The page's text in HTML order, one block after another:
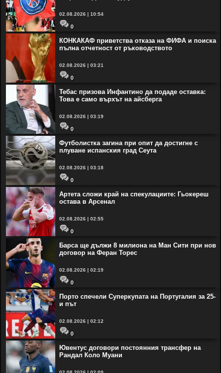
02.08.2026 | 10:54
0
КОНКАКАФ приветства отказа на ФИФА и поиска
пълна отчетност от ръководството
02.08.2026 | 03:21
0
Тебас призова Инфантино да подаде оставка:
Това е само върхът на айсберга
02.08.2026 | 03:19
0
Футболистка загина при опит да достигне с
плуване испанския град Сеута
02.08.2026 | 03:18
0
Артета сложи край на спекулациите: Гьокереш
остава в Арсенал
02.08.2026 | 02:55
0
Барса ще дължи 8 милиона на Ман Сити при нов
договор на Феран Торес
02.08.2026 | 02:19
0
Порто спечели Суперкупата на Португалия за 25-
и път
02.08.2026 | 02:12
0
Ювентус договори постоянния трансфер на
Рандал Коло Муани